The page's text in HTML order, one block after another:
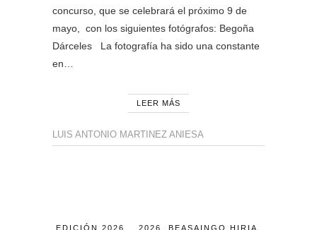
concurso, que se celebrará el próximo 9 de
mayo, con los siguientes fotógrafos: Begoña
Dárceles La fotografía ha sido una constante
en…
LEER MÁS
LUIS ANTONIO MARTINEZ ANIESA
EDICIÓN 2026 2026 BEASAINGO HIRIA